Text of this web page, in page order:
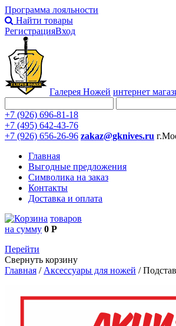
Программа лояльности
Найти товары
РегистрацияВход
Галерея Ножей интернет
+7 (926) 696-81-18
+7 (495) 642-43-76
+7 (926) 656-26-96 zakaz@gknives.ru
Главная
Выгодные предложения
Символика на заказ
Контакты
Доставка и оплата
товаров
на сумму 0 Р
Перейти
Свернуть корзину
Главная / Аксессуары для ножей /